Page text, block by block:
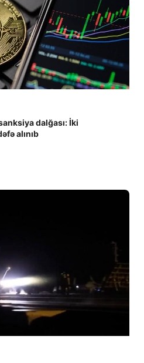
dalğası: İki
alınıb